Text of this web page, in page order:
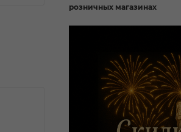
розничных магазинах